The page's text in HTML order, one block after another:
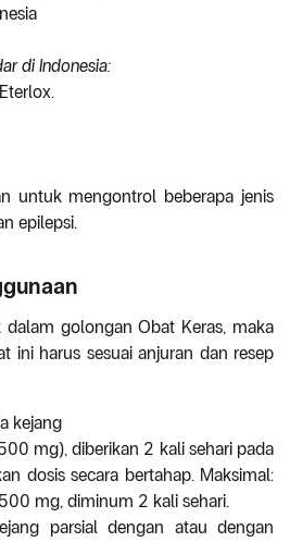
di Indonesia:
untuk mengontrol beberapa jenis
epilepsi.
dalam golongan Obat Keras, maka
ini harus sesuai anjuran dan resep
kejang
mg), diberikan 2 kali sehari pada
dosis secara bertahap. Maksimal:
mg, diminum 2 kali sehari.
parsial dengan atau dengan